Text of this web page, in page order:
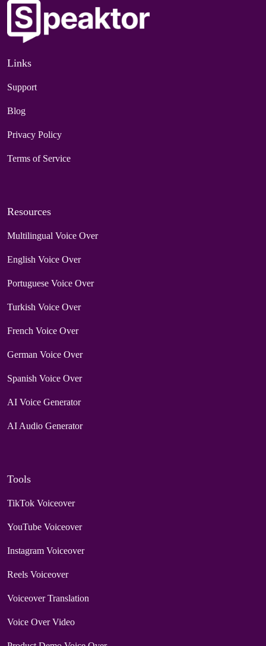
Links
Support
Blog
Privacy Policy
Terms of Service
Resources
Multilingual Voice Over
English Voice Over
Portuguese Voice Over
Turkish Voice Over
French Voice Over
German Voice Over
Spanish Voice Over
AI Voice Generator
AI Audio Generator
Tools
TikTok Voiceover
YouTube Voiceover
Instagram Voiceover
Reels Voiceover
Voiceover Translation
Voice Over Video